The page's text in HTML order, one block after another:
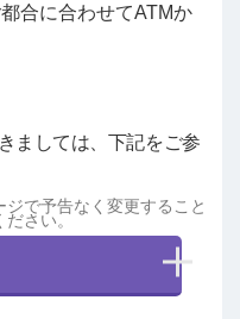
合に合わせてATMか
ましては、下記をご参
で予告なく変更すること
ださい。